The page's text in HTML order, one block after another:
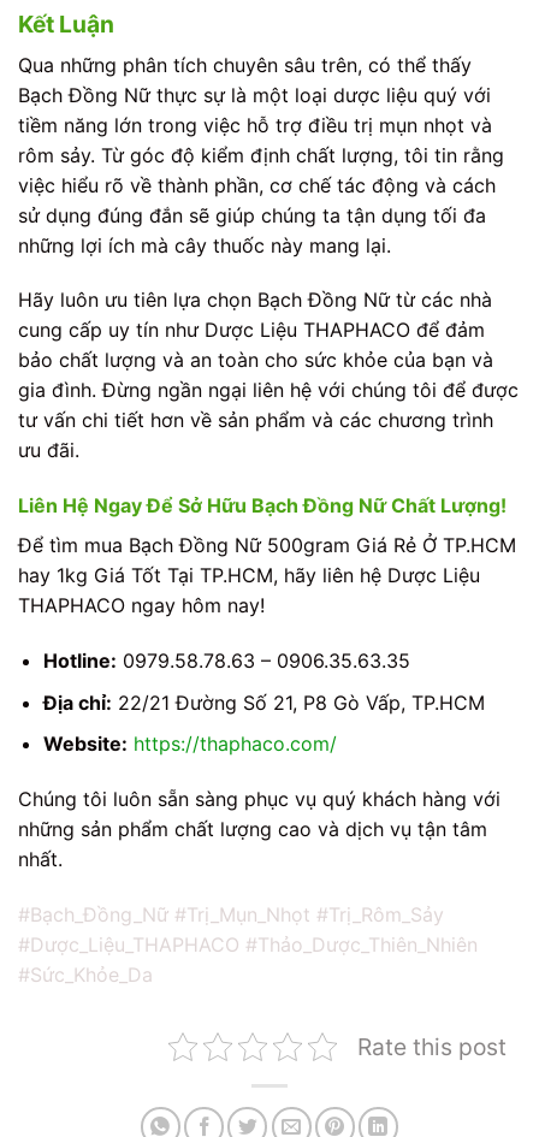
Kết Luận
Qua những phân tích chuyên sâu trên, có thể thấy
Bạch Đồng Nữ thực sự là một loại dược liệu quý với
tiềm năng lớn trong việc hỗ trợ điều trị mụn nhọt và
rôm sảy. Từ góc độ kiểm định chất lượng, tôi tin rằng
việc hiểu rõ về thành phần, cơ chế tác động và cách
sử dụng đúng đắn sẽ giúp chúng ta tận dụng tối đa
những lợi ích mà cây thuốc này mang lại.
Hãy luôn ưu tiên lựa chọn Bạch Đồng Nữ từ các nhà
cung cấp uy tín như Dược Liệu THAPHACO để đảm
bảo chất lượng và an toàn cho sức khỏe của bạn và
gia đình. Đừng ngần ngại liên hệ với chúng tôi để được
tư vấn chi tiết hơn về sản phẩm và các chương trình
ưu đãi.
Liên Hệ Ngay Để Sở Hữu Bạch Đồng Nữ Chất Lượng!
Để tìm mua Bạch Đồng Nữ 500gram Giá Rẻ Ở TP.HCM
hay 1kg Giá Tốt Tại TP.HCM, hãy liên hệ Dược Liệu
THAPHACO ngay hôm nay!
Hotline: 0979.58.78.63 – 0906.35.63.35
Địa chỉ: 22/21 Đường Số 21, P8 Gò Vấp, TP.HCM
Website: https://thaphaco.com/
Chúng tôi luôn sẵn sàng phục vụ quý khách hàng với
những sản phẩm chất lượng cao và dịch vụ tận tâm
nhất.
#Bạch_Đồng_Nữ #Trị_Mụn_Nhọt #Trị_Rôm_Sảy
#Dược_Liệu_THAPHACO #Thảo_Dược_Thiên_Nhiên
#Sức_Khỏe_Da
Rate this post